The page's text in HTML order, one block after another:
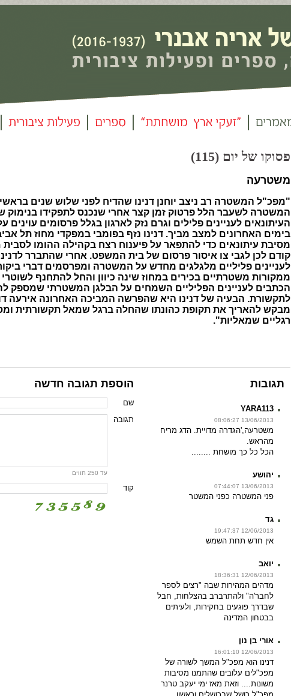
פסוקו של יום (115)
משטרעה
"מפכ"ל המשטרה רב ניצב יוחנן דנינו שהדיח לפני שלוש שנים
המשטרה לשעבר הלל פרטוק זמן קצר אחרי שנכנס לתפקידו
העיתונאים לעניינים פלילים וגרם נזק לארגון בגלל פרסומים
בימים האחרונים למצב מביך. דנינו נזף בפומבי במפקדי מחוז תל
מסיבת עיתונאים כדי להתפאר על פיענוח רצח בקהילה ההומו
קודם לכן לגבי צו איסור פרסום של בית המשפט. אחרי שהתברר
לעניינים פליליים מלגלגים מחדש על המשטרה ומפרסמים דברי
ממקורות משטרתיים בכירים במחוז שינה כיוון והחל להתחנף
הכתבים לעניינים הפליליים השמחים על הבלגן המשטרתי שמספק
לתקשורת. הבעיה של דנינו היא שהפרשה המביכה האחרונה אירעה
מבקש להאריך את תקופת כהונתו שהחלה ברגל שמאל תקשורתית
רגליים שמאליות".
הוספת תגובה חדשה
שם
עד 250 תווים
תגובה
קוד
תגובות
YARA113
13/06/2013 08:06:27
משטרעה,'הגדרה מדויית. הדג מריח
מהראש.
הכל כל כך מושחת ........
יהושע
13/06/2013 07:44:07
פני המשטרה כפני המשטר
גד
12/06/2013 19:47:37
אין חדש תחת השמש
יואב
12/06/2013 18:36:31
מדהים המהירות שבה "רצים לספר
לחבר'ה" ולהתרברב בהצלחות, חבל
שבדרך פוגעים בחקירות, ולעיתים
בבטחון המדינה
אורי בן נון
12/06/2013 16:01:10
דנינו הוא מפכ"ל המשך לשורה של
מפכ"לים עלובים שהתמנו מסיבות
משונות.... וזאת מאז ימי יעקב טרנר